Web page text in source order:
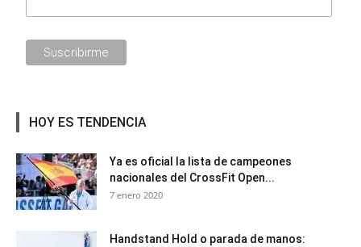
HOY ES TENDENCIA
Ya es oficial la lista de campeones
nacionales del CrossFit Open...
7 enero 2020
Handstand Hold o parada de manos: